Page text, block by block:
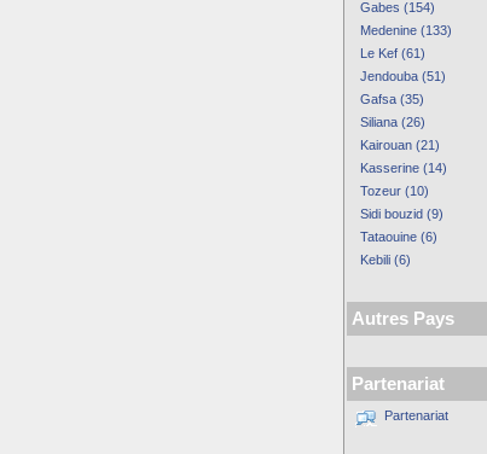
Gabes (154)
Medenine (133)
Le Kef (61)
Jendouba (51)
Gafsa (35)
Siliana (26)
Kairouan (21)
Kasserine (14)
Tozeur (10)
Sidi bouzid (9)
Tataouine (6)
Kebili (6)
Autres Pays
Partenariat
Partenariat